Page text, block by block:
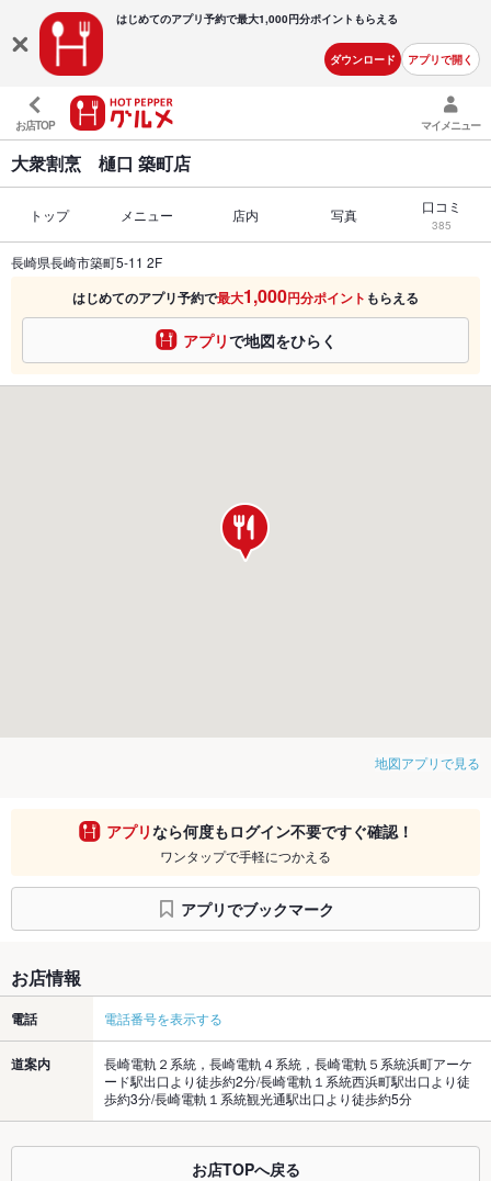
はじめてのアプリ予約で最大1,000円分ポイントもらえる
ダウンロード アプリで開く
お店TOP マイメニュー
大衆割烹 樋口 築町店
トップ メニュー 店内 写真 口コミ
385
長崎県長崎市築町5-11 2F
はじめてのアプリ予約で最大1,000円分ポイント もらえる
アプリで地図をひらく
地図アプリで見る
アプリなら何度もログイン不要ですぐ確認！
ワンタップで手軽につかえる
アプリでブックマーク
お店情報
電話 電話番号を表示する
道案内
長崎電軌２系統，長崎電軌４系統，長崎電軌５系統浜町アーケ
ード駅出口より徒歩約2分/長崎電軌１系統西浜町駅出口より徒
歩約3分/長崎電軌１系統観光通駅出口より徒歩約5分
お店TOPへ戻る